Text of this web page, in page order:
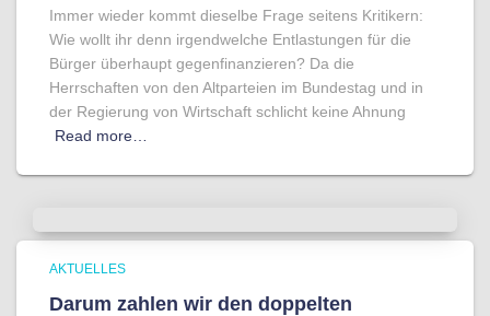
Immer wieder kommt dieselbe Frage seitens Kritikern:
Wie wollt ihr denn irgendwelche Entlastungen für die
Bürger überhaupt gegenfinanzieren? Da die
Herrschaften von den Altparteien im Bundestag und in
der Regierung von Wirtschaft schlicht keine Ahnung
Read more…
AKTUELLES
Darum zahlen wir den doppelten